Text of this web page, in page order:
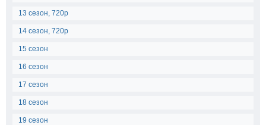
13 сезон, 720p
14 сезон, 720p
15 сезон
16 сезон
17 сезон
18 сезон
19 сезон